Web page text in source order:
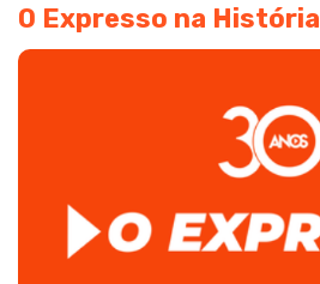
O Expresso na História